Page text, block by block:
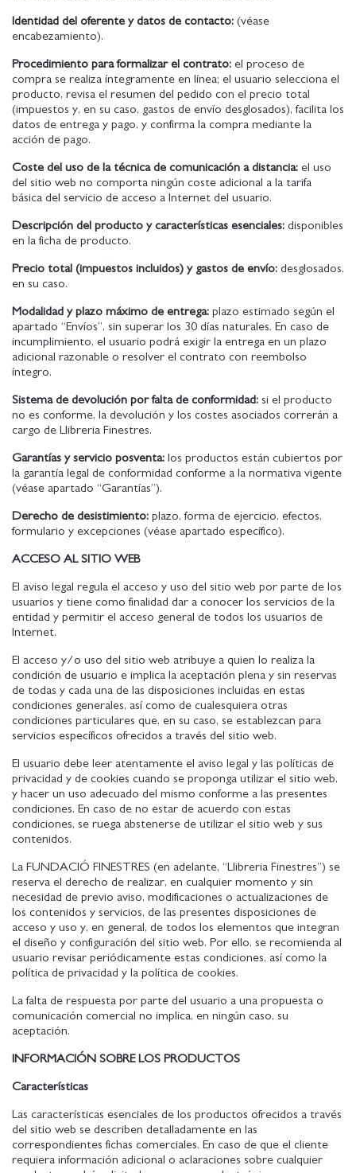
Identidad del oferente y datos de contacto: (véase
encabezamiento).
Procedimiento para formalizar el contrato: el proceso de
compra se realiza íntegramente en línea; el usuario selecciona el
producto, revisa el resumen del pedido con el precio total
(impuestos y, en su caso, gastos de envío desglosados), facilita los
datos de entrega y pago, y confirma la compra mediante la
acción de pago.
Coste del uso de la técnica de comunicación a distancia: el uso
del sitio web no comporta ningún coste adicional a la tarifa
básica del servicio de acceso a Internet del usuario.
Descripción del producto y características esenciales: disponibles
en la ficha de producto.
Precio total (impuestos incluidos) y gastos de envío: desglosados,
en su caso.
Modalidad y plazo máximo de entrega: plazo estimado según el
apartado “Envíos”, sin superar los 30 días naturales. En caso de
incumplimiento, el usuario podrá exigir la entrega en un plazo
adicional razonable o resolver el contrato con reembolso
íntegro.
Sistema de devolución por falta de conformidad: si el producto
no es conforme, la devolución y los costes asociados correrán a
cargo de Llibreria Finestres.
Garantías y servicio posventa: los productos están cubiertos por
la garantía legal de conformidad conforme a la normativa vigente
(véase apartado “Garantías”).
Derecho de desistimiento: plazo, forma de ejercicio, efectos,
formulario y excepciones (véase apartado específico).
ACCESO AL SITIO WEB
El aviso legal regula el acceso y uso del sitio web por parte de los
usuarios y tiene como finalidad dar a conocer los servicios de la
entidad y permitir el acceso general de todos los usuarios de
Internet.
El acceso y/o uso del sitio web atribuye a quien lo realiza la
condición de usuario e implica la aceptación plena y sin reservas
de todas y cada una de las disposiciones incluidas en estas
condiciones generales, así como de cualesquiera otras
condiciones particulares que, en su caso, se establezcan para
servicios específicos ofrecidos a través del sitio web.
El usuario debe leer atentamente el aviso legal y las políticas de
privacidad y de cookies cuando se proponga utilizar el sitio web,
y hacer un uso adecuado del mismo conforme a las presentes
condiciones. En caso de no estar de acuerdo con estas
condiciones, se ruega abstenerse de utilizar el sitio web y sus
contenidos.
La FUNDACIÓ FINESTRES (en adelante, “Llibreria Finestres”) se
reserva el derecho de realizar, en cualquier momento y sin
necesidad de previo aviso, modificaciones o actualizaciones de
los contenidos y servicios, de las presentes disposiciones de
acceso y uso y, en general, de todos los elementos que integran
el diseño y configuración del sitio web. Por ello, se recomienda al
usuario revisar periódicamente estas condiciones, así como la
política de privacidad y la política de cookies.
La falta de respuesta por parte del usuario a una propuesta o
comunicación comercial no implica, en ningún caso, su
aceptación.
INFORMACIÓN SOBRE LOS PRODUCTOS
Características
Las características esenciales de los productos ofrecidos a través
del sitio web se describen detalladamente en las
correspondientes fichas comerciales. En caso de que el cliente
requiera información adicional o aclaraciones sobre cualquier